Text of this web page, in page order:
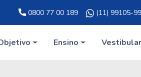
0800 77 00 189 (11) 99105-
Ensino